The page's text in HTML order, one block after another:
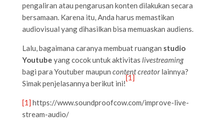
pengaliran atau pengarusan konten dilakukan secara
bersamaan. Karena itu, Anda harus memastikan
audiovisual yang dihasilkan bisa memuaskan audiens.
Lalu, bagaimana caranya membuat ruangan studio
Youtube yang cocok untuk aktivitas livestreaming
bagi para Youtuber maupun content creatorlainnya?
Simak penjelasannya berikut ini!
[1]
[1] https://www.soundproofcow.com/improve-live-
stream-audio/